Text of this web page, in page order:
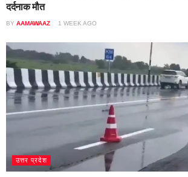
दर्दनाक मौत
BY AAMAWAAZ 1 WEEK AGO
उत्तर प्रदेश